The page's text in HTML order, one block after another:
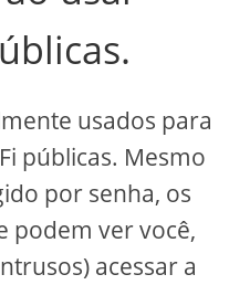
usados ​​para
públicas. Mesmo
por senha, os
podem ver você,
acessar a